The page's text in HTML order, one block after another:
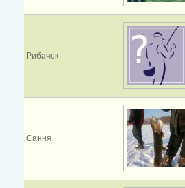
Рибачок
Сання